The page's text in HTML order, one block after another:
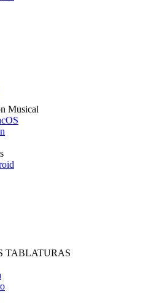
Musical
TABLATURAS